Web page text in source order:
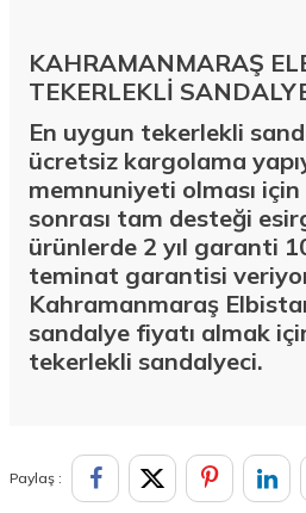
KAHRAMANMARAŞ
TEKERLEKLİ
En uygun tekerlekli
ücretsiz kargolama
memnuniyeti olması için
sonrası tam desteği
ürünlerde 2 yıl garanti
teminat garantisi
Kahramanmaraş
sandalye fiyatı almak
tekerlekli sandalyeci.
Paylaş :